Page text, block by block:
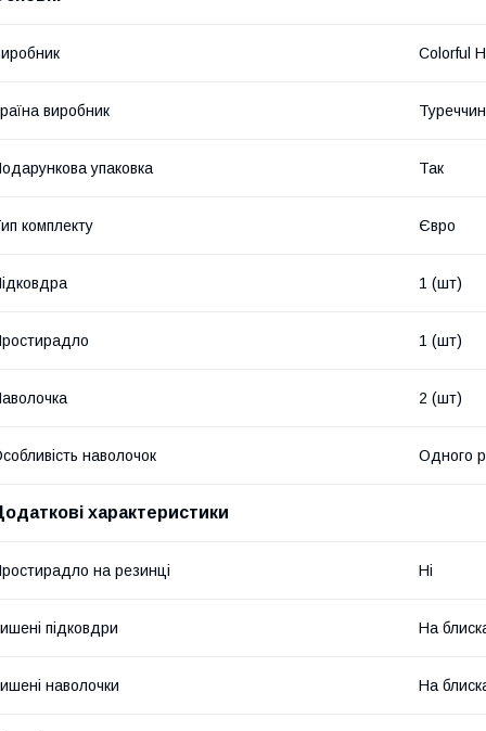
Colorful
виробник
упаковка Так
комплекту Євро
1 (шт)
1 (шт)
2 (шт)
наволочок Одного
характеристики
на резинці Ні
підковдри На
наволочки На